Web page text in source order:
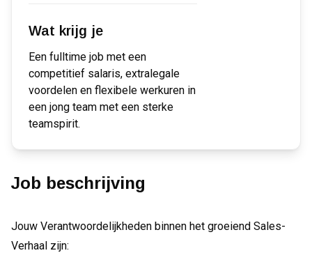
Wat krijg je
Een fulltime job met een
competitief salaris, extralegale
voordelen en flexibele werkuren in
een jong team met een sterke
teamspirit.
Job beschrijving
Jouw Verantwoordelijkheden binnen het groeiend Sales-
Verhaal zijn: